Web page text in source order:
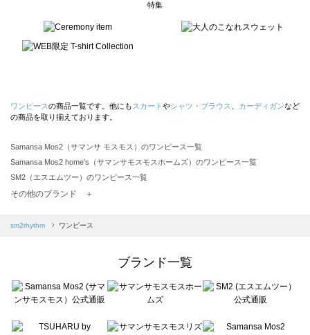
特集
ワンピースの商品一覧です。他にも スカート やシャツ・ブラウス カーディガンなど
の商品を取り揃えております。
Samansa Mos2（サマンサ モスモス）のワンピース一覧
Samansa Mos2 home's（サマンサモスモスホームズ）のワンピース一覧
SM2（エスエムツー）のワンピース一覧
TSUHARU by Samansa Mos2（ツハルバイサマンサモスモス）のワンピース一覧
Samansa Mos2 blue（サマンサモスモス ブルー）のワンピース一覧
sō4ū（ソウフォーユー）のワンピース一覧
Te chichi（テチチ）のワンピース一覧
Te chichi CLASSIC（テチチ クラシック）のワンピース一覧
Lugnoncure（ルノンキュール）のワンピース一覧
その他のブランド ＋
sm2rhythm ワンピース
ブランド一覧